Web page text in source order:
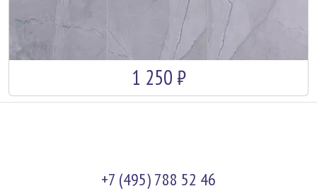
1 250 ₽
+7 (495) 788 52 46